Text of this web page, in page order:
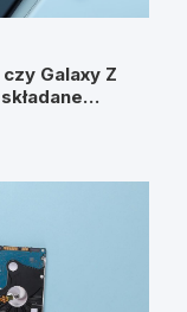
Galaxy Z